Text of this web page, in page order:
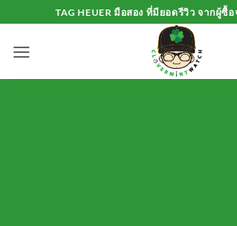
to
content
TAG HEUER มือสอง ที่มียอดรีวิว จากผู้ซื้